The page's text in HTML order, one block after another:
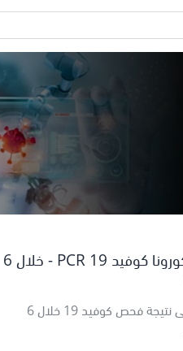
فحص كورونا كوفيد 19 PCR - خلال 6
احصل على نتيجة فحص كوفيد 19 خلال 6